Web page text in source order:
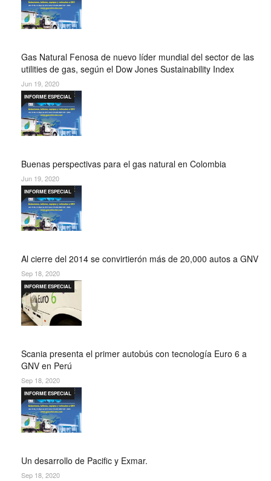
Gas Natural Fenosa de nuevo líder mundial del sector de las
utilities de gas, según el Dow Jones Sustainability Index
Jun 19, 2020
Buenas perspectivas para el gas natural en Colombia
INFORME ESPECIAL
Jun 19, 2020
Al cierre del 2014 se convirtierón más de 20,000 autos a GNV
INFORME ESPECIAL
Sep 18, 2020
Scania presenta el primer autobús con tecnología Euro 6 a
GNV en Perú
INFORME ESPECIAL
Sep 18, 2020
Un desarrollo de Pacific y Exmar.
INFORME ESPECIAL
Sep 18, 2020